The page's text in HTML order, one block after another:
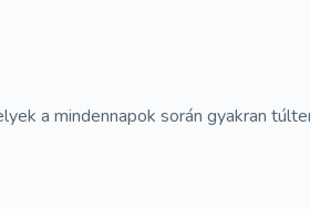
a mindennapok során gyakran